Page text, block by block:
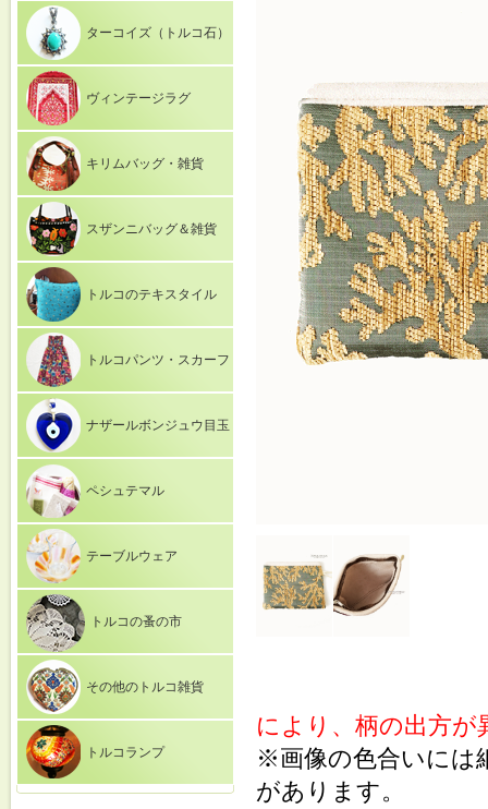
ターコイズ（トルコ石）
ヴィンテージラグ
キリムバッグ・雑貨
スザンニバッグ＆雑貨
トルコのテキスタイル
トルコパンツ・スカーフ
ナザールボンジュウ目玉
ペシュテマル
テーブルウェア
トルコの蚤の市
その他のトルコ雑貨
トルコランプ
により、柄の出方が
※画像の色合いには
があります。